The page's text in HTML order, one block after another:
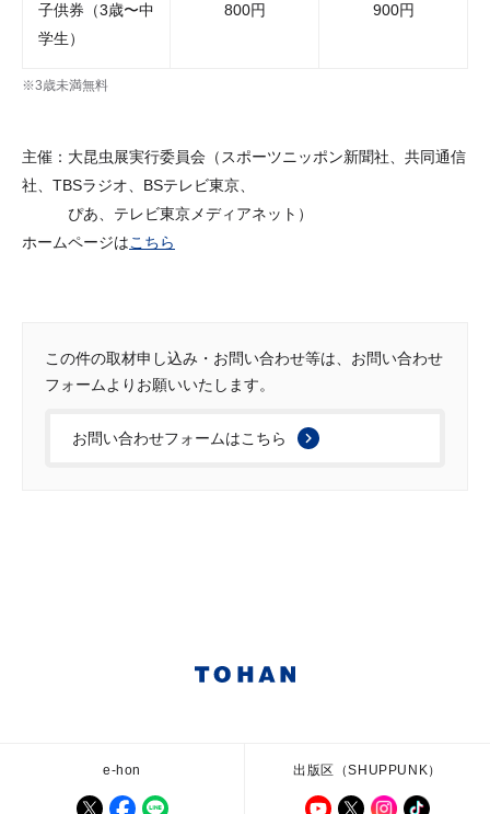
子供券（3歳〜中
学生）
800円 900円
※3歳未満無料
主催：大昆虫展実行委員会（スポーツニッポン新聞社、共同通信
社、TBSラジオ、BSテレビ東京、
ぴあ、テレビ東京メディアネット）
ホームページはこちら
この件の取材申し込み・お問い合わせ等は、お問い合わせ
フォームよりお願いいたします。
お問い合わせフォームはこちら
e-hon 出版区（SHUPPUNK）